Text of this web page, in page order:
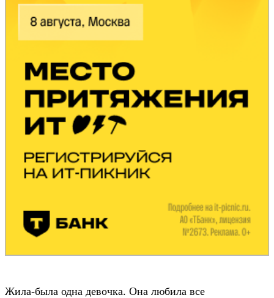
Жила-была одна девочка. Она любила все